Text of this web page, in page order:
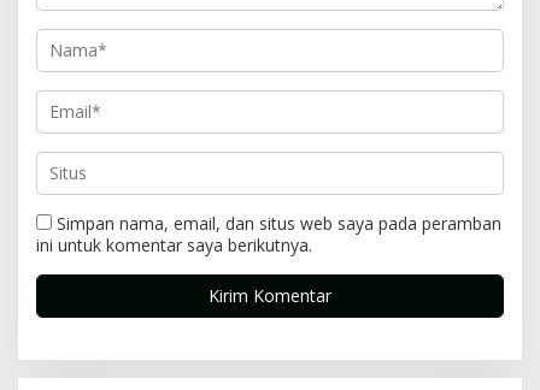
Simpan nama, email, dan situs web saya pada peramban
ini untuk komentar saya berikutnya.